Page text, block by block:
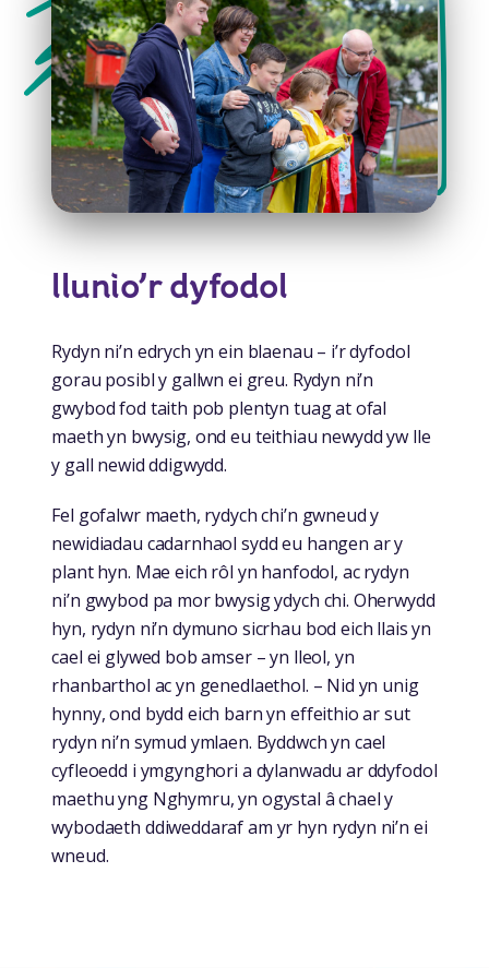
llunio’r dyfodol
Rydyn ni’n edrych yn ein blaenau – i’r dyfodol
gorau posibl y gallwn ei greu. Rydyn ni’n
gwybod fod taith pob plentyn tuag at ofal
maeth yn bwysig, ond eu teithiau newydd yw lle
y gall newid ddigwydd.
Fel gofalwr maeth, rydych chi’n gwneud y
newidiadau cadarnhaol sydd eu hangen ar y
plant hyn. Mae eich rôl yn hanfodol, ac rydyn
ni’n gwybod pa mor bwysig ydych chi. Oherwydd
hyn, rydyn ni’n dymuno sicrhau bod eich llais yn
cael ei glywed bob amser – yn lleol, yn
rhanbarthol ac yn genedlaethol. – Nid yn unig
hynny, ond bydd eich barn yn effeithio ar sut
rydyn ni’n symud ymlaen. Byddwch yn cael
cyfleoedd i ymgynghori a dylanwadu ar ddyfodol
maethu yng Nghymru, yn ogystal â chael y
wybodaeth ddiweddaraf am yr hyn rydyn ni’n ei
wneud.